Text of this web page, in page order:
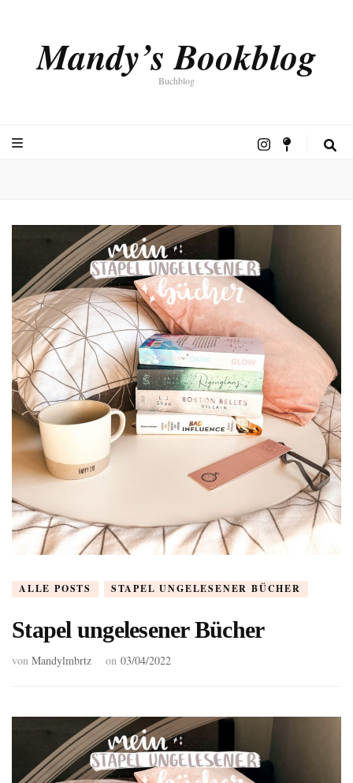
Mandy’s Bookblog
Buchblog
ALLE POSTS STAPEL UNGELESENER BÜCHER
Stapel ungelesener Bücher
von Mandylmbrtz on 03/04/2022